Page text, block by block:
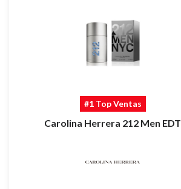
#1 Top Ventas
Carolina Herrera 212 Men EDT